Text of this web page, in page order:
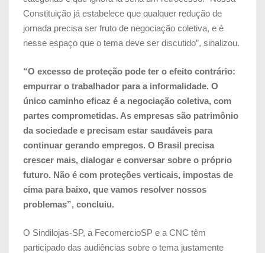
Constituição já estabelece que qualquer redução de
jornada precisa ser fruto de negociação coletiva, e é
nesse espaço que o tema deve ser discutido”, sinalizou.
“O excesso de proteção pode ter o efeito contrário:
empurrar o trabalhador para a informalidade. O
único caminho eficaz é a negociação coletiva, com
partes comprometidas. As empresas são patrimônio
da sociedade e precisam estar saudáveis para
continuar gerando empregos. O Brasil precisa
crescer mais, dialogar e conversar sobre o próprio
futuro. Não é com proteções verticais, impostas de
cima para baixo, que vamos resolver nossos
problemas”, concluiu.
O Sindilojas-SP, a FecomercioSP e a CNC têm
participado das audiências sobre o tema justamente